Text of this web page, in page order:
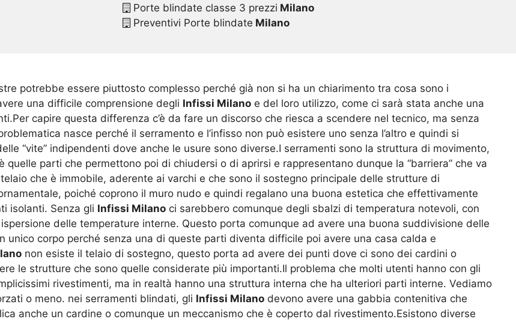
Porte blindate classe 3 prezzi Milano
Preventivi Porte blindate Milano
potrebbe essere piuttosto complesso perché già non si ha un chiarimento tra cosa sono i
una difficile comprensione degli Infissi Milano e del loro utilizzo, come ci sarà stata anche una
capire questa differenza c’è da fare un discorso che riesca a scendere nel tecnico, ma senza
nasce perché il serramento e l’infisso non può esistere uno senza l’altro e quindi si
“vite” indipendenti dove anche le usure sono diverse.I serramenti sono la struttura di movimento,
parti che permettono poi di chiudersi o di aprirsi e rappresentano dunque la “barriera” che va
che è immobile, aderente ai varchi e che sono il sostegno principale delle strutture di
poiché coprono il muro nudo e quindi regalano una buona estetica che effettivamente
isolanti. Senza gli Infissi Milano ci sarebbero comunque degli sbalzi di temperatura notevoli, con
delle temperature interne. Questo porta comunque ad avere una buona suddivisione delle
unico corpo perché senza una di queste parti diventa difficile poi avere una casa calda e
non esiste il telaio di sostegno, questo porta ad avere dei punti dove ci sono dei cardini o
le strutture che sono quelle considerate più importanti.Il problema che molti utenti hanno con gli
rivestimenti, ma in realtà hanno una struttura interna che ha ulteriori parti interne. Vediamo
o meno. nei serramenti blindati, gli Infissi Milano devono avere una gabbia contenitiva che
anche un cardine o comunque un meccanismo che è coperto dal rivestimento.Esistono diverse